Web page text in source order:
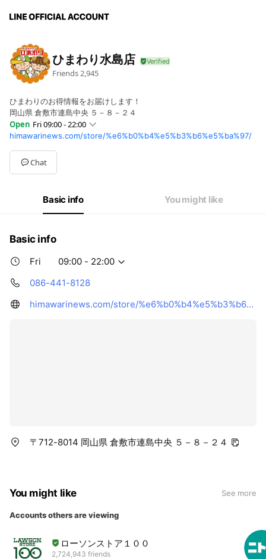
ひまわり水島店
Friends 2,945
ひまわりのお得情報をお届けします！
岡山県 倉敷市連島中央 ５－８－２４
Open Fri 09:00 - 22:00
Mon09:00 - 22:00
Tue09:00 - 22:00
Wed09:00 - 22:00
Thu09:00 - 22:00
09:00 - 22:00
09:00 - 22:00
himawarinews.com/store/%e6%b0%b4%e5%b3%b6%e5%ba%97/
Chat
Basic info You might like
Basic info
Fri
09:00 - 22:00
086-441-8128
himawarinews.com/store/%e6%b0%b4%e5%b3%b6%e5%ba%97/
〒712-8014 岡山県 倉敷市連島中央 ５－８－２４
You might like See more
Accounts others are viewing
ローソンストア１００
2,724,943 friends